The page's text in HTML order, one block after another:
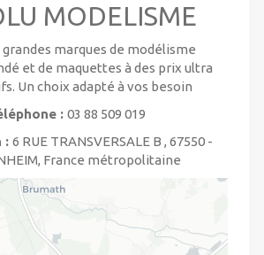
MODELISME
marques de modélisme
et de maquettes à des prix ultra
Un choix adapté à vos besoin
: 03 88 509 019
: 6 RUE TRANSVERSALE B , 67550 -
France métropolitaine